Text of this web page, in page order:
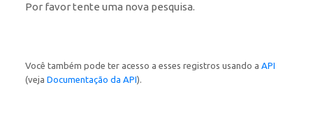
Por favor tente uma nova pesquisa.
Você também pode ter acesso a esses registros usando a API
(veja Documentação da API).